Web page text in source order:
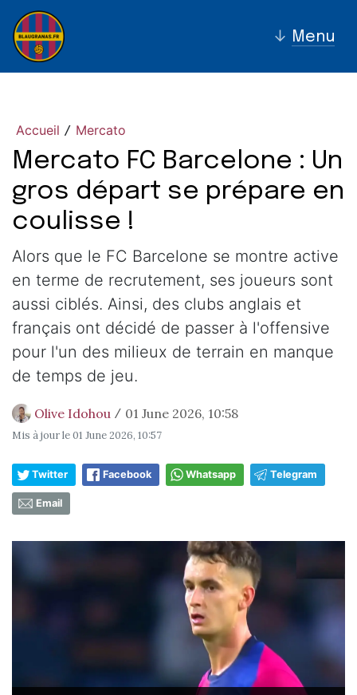
↓ Menu
Accueil / Mercato
Mercato FC Barcelone : Un
gros départ se prépare en
coulisse !
Alors que le FC Barcelone se montre active
en terme de recrutement, ses joueurs sont
aussi ciblés. Ainsi, des clubs anglais et
français ont décidé de passer à l'offensive
pour l'un des milieux de terrain en manque
de temps de jeu.
Olive Idohou / 01 June 2026, 10:58
Mis à jour le01 June 2026, 10:57
Twitter Facebook Whatsapp Telegram
Email